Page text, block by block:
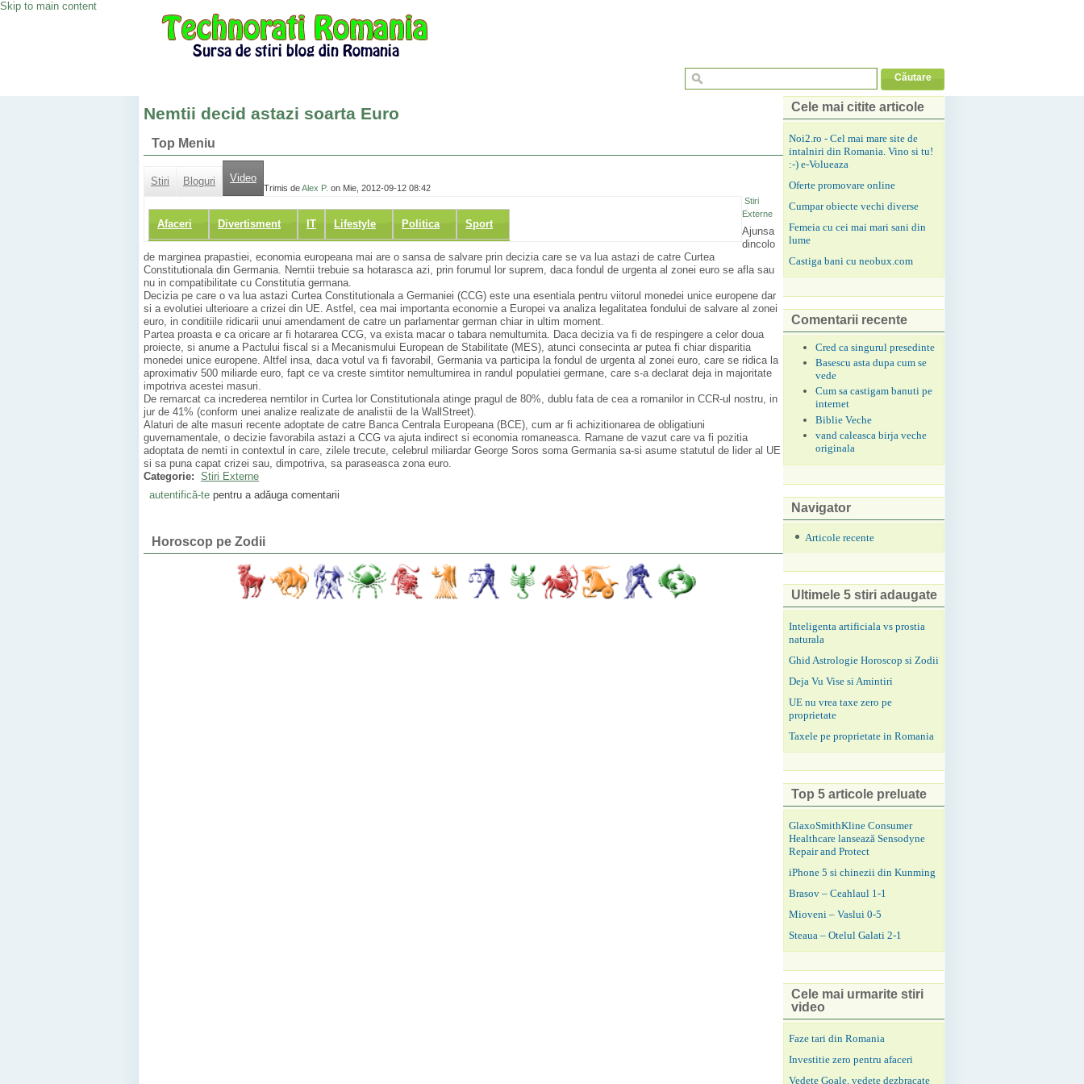
Skip to main content
Nemtii decid astazi soarta Euro
Top Meniu
Stiri Bloguri Video
Afaceri Divertisment IT Lifestyle Politica Sport
Trimis deAlex P. on Mie, 2012-09-12 08:42
Stiri
Externe
Ajunsa
dincolo
de marginea prapastiei, economia europeana mai are o sansa de salvare prin decizia care se va lua astazi de catre Curtea
Constitutionala din Germania. Nemtii trebuie sa hotarasca azi, prin forumul lor suprem, daca fondul de urgenta al zonei euro se afla sau
nu in compatibilitate cu Constitutia germana.
Decizia pe care o va lua astazi Curtea Constitutionala a Germaniei (CCG) este una esentiala pentru viitorul monedei unice europene dar
si a evolutiei ulterioare a crizei din UE. Astfel, cea mai importanta economie a Europei va analiza legalitatea fondului de salvare al zonei
euro, in conditiile ridicarii unui amendament de catre un parlamentar german chiar in ultim moment.
Partea proasta e ca oricare ar fi hotararea CCG, va exista macar o tabara nemultumita. Daca decizia va fi de respingere a celor doua
proiecte, si anume a Pactului fiscal si a Mecanismului European de Stabilitate (MES), atunci consecinta ar putea fi chiar disparitia
monedei unice europene. Altfel insa, daca votul va fi favorabil, Germania va participa la fondul de urgenta al zonei euro, care se ridica la
aproximativ 500 miliarde euro, fapt ce va creste simtitor nemultumirea in randul populatiei germane, care s-a declarat deja in majoritate
impotriva acestei masuri.
De remarcat ca increderea nemtilor in Curtea lor Constitutionala atinge pragul de 80%, dublu fata de cea a romanilor in CCR-ul nostru, in
jur de 41% (conform unei analize realizate de analistii de la WallStreet).
Alaturi de alte masuri recente adoptate de catre Banca Centrala Europeana (BCE), cum ar fi achizitionarea de obligatiuni
guvernamentale, o decizie favorabila astazi a CCG va ajuta indirect si economia romaneasca. Ramane de vazut care va fi pozitia
adoptata de nemti in contextul in care, zilele trecute, celebrul miliardar George Soros soma Germania sa-si asume statutul de lider al UE
si sa puna capat crizei sau, dimpotriva, sa paraseasca zona euro.
Categorie: Stiri Externe
autentifică-tepentru a adăuga comentarii
Horoscop pe Zodii
Cele mai citite articole
Noi2.ro - Cel mai mare site de
intalniri din Romania. Vino si tu!
:-) e-Volueaza
Oferte promovare online
Cumpar obiecte vechi diverse
Femeia cu cei mai mari sani din
lume
Castiga bani cu neobux.com
Comentarii recente
Cred ca singurul presedinte
Basescu asta dupa cum se
vede
Cum sa castigam banuti pe
internet
Biblie Veche
vand caleasca birja veche
originala
Navigator
Articole recente
Ultimele 5 stiri adaugate
Inteligenta artificiala vs prostia
naturala
Ghid Astrologie Horoscop si Zodii
Deja Vu Vise si Amintiri
UE nu vrea taxe zero pe
proprietate
Taxele pe proprietate in Romania
Top 5 articole preluate
GlaxoSmithKline Consumer
Healthcare lansează Sensodyne
Repair and Protect
iPhone 5 si chinezii din Kunming
Brasov – Ceahlaul 1-1
Mioveni – Vaslui 0-5
Steaua – Otelul Galati 2-1
Cele mai urmarite stiri
video
Faze tari din Romania
Investitie zero pentru afaceri
Vedete Goale, vedete dezbracate